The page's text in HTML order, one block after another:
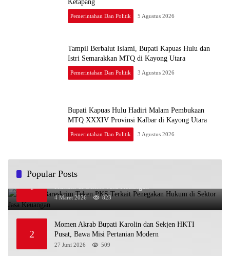
Ketapang
Pemerintahan Dan Politik 5 Agustus 2026
Tampil Berbalut Islami, Bupati Kapuas Hulu dan
Istri Semarakkan MTQ di Kayong Utara
Pemerintahan Dan Politik 3 Agustus 2026
Bupati Kapuas Hulu Hadiri Malam Pembukaan
MTQ XXXIV Provinsi Kalbar di Kayong Utara
Pemerintahan Dan Politik 3 Agustus 2026
Popular Posts
1
OJK dan Bareskrim Teken PKS Terkait Penegakan
Hukum di Sektor Jasa Keuangan
4 Maret 2026 823
2
Momen Akrab Bupati Karolin dan Sekjen HKTI
27 Juni 2026 509